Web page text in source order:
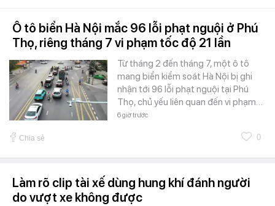
Ô tô biển Hà Nội mắc 96 lỗi phạt nguội ở Phú
Thọ, riêng tháng 7 vi phạm tốc độ 21 lần
Từ tháng 2 đến tháng 7, một ô tô
mang biển kiểm soát Hà Nội bị ghi
nhận tới 96 lỗi phạt nguội tại Phú
Thọ, chủ yếu liên quan đến vi phạm…
6 giờ trước
Chia sẻ 0
Làm rõ clip tài xế dùng hung khí đánh người
do vượt xe không được